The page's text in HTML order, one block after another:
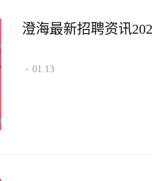
澄海最新招聘资讯
· 01.13